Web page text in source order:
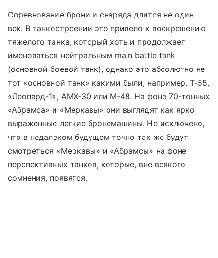
Соревнование брони и снаряда длится не один
век. В танкостроении это привело к воскрешению
тяжелого танка, который хоть и продолжает
именоваться нейтральным main battle tank
(основной боевой танк), однако это абсолютно не
тот «основной танк» какими были, например, Т-55,
«Леопард-1», AMX-30 или М-48. На фоне 70-тонных
«Абрамса» и «Меркавы» они выглядят как ярко
выраженные легкие бронемашины. Не исключено,
что в недалеком будущем точно так же будут
смотреться «Меркавы» и «Абрамсы» на фоне
перспективных танков, которые, вне всякого
сомнения, появятся.